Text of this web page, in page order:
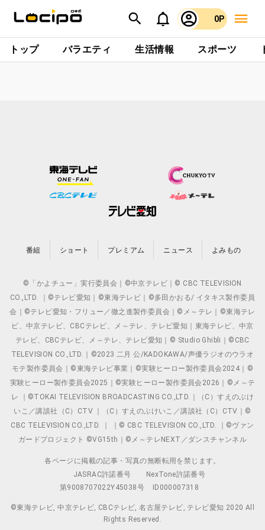
0P
トップ バラエティ 生活情報 スポーツ
番組 ショート プレミアム ニュース よみもの
©「かよチュー」実行委員会｜©中京テレビ｜© CBC TELEVISION
CO.,LTD. ｜©テレビ愛知｜©東海テレビ｜©多田かおる/ イタキス製作委員
会｜©テレビ愛知・フリュー／徹之進製作委員会｜©メ～テレ｜©東海テレ
ビ、中京テレビ、CBCテレビ、メ～テレ、テレビ愛知｜東海テレビ、中京
テレビ、CBCテレビ、メ～テレ、テレビ愛知｜© Studio Ghibli｜©CBC
TELEVISION CO.,LTD.｜©2023 二月 公/KADOKAWA/声優ラジオのウラオ
モテ製作委員会｜©東海テレビ事業｜©実験ヒーロー製作委員会2024｜©
実験ヒーロー製作委員会2025｜©実験ヒーロー製作委員会2026｜©メ～テ
レ ｜©TOKAI TELEVISION BROADCASTING CO.,LTD.｜（C）すえのぶけ
いこ／講談社（C）CTV ｜（C）すえのぶけいこ／講談社（C）CTV｜©
CBC TELEVISION CO.,LTD. ｜ ｜© CBC TELEVISION CO.,LTD. ｜©ヴァン
ガードプロジェクト ©VG15th｜©メ～テレNEXT／ダンスチャンネル
各ページに掲載の記事・写真の無断転用を禁じます。
JASRAC許諾番号
NexTone許諾番号
第9008707022Y45038号
ID000007318
©東海テレビ, 中京テレビ, CBCテレビ, 名古屋テレビ, テレビ愛知 2020 All
Rights Reserved.